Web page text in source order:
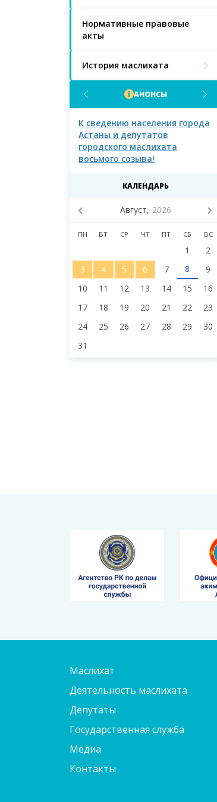
Нормативные правовые
акты
История маслихата
АНОНСЫ
К сведению населения города
Астаны и депутатов
городского маслихата
восьмого созыва!
КАЛЕНДАРЬ
Август, 2026
ПН ВТ СР ЧТ ПТ СБ ВС
1
2
3
4 5 6 7 8
9
10
11 12 13 14 15
16
17
18 19 20 21 22
23
24
25 26 27 28 29
30
31
Маслихат
Деятельность маслихата
Депутаты
Государственная служба
Медиа
Контакты